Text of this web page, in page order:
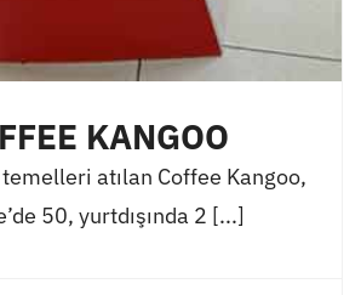
KANGOO
temelleri atılan Coffee Kangoo,
50, yurtdışında 2 [...]